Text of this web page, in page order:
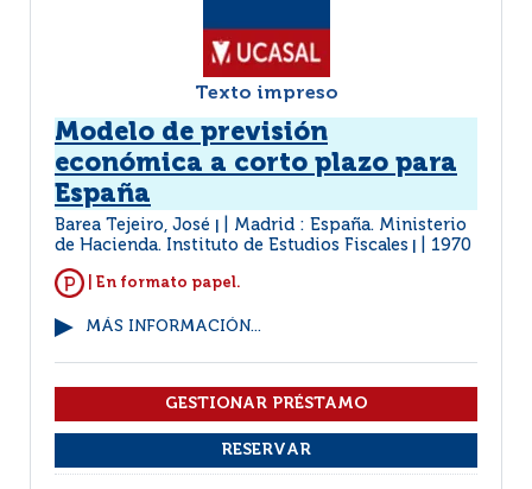
Texto impreso
Modelo de previsión
económica a corto plazo para
España
Barea Tejeiro, José
Madrid : España. Ministerio
de Hacienda. Instituto de Estudios Fiscales
1970
| En formato papel.
MÁS INFORMACIÓN...